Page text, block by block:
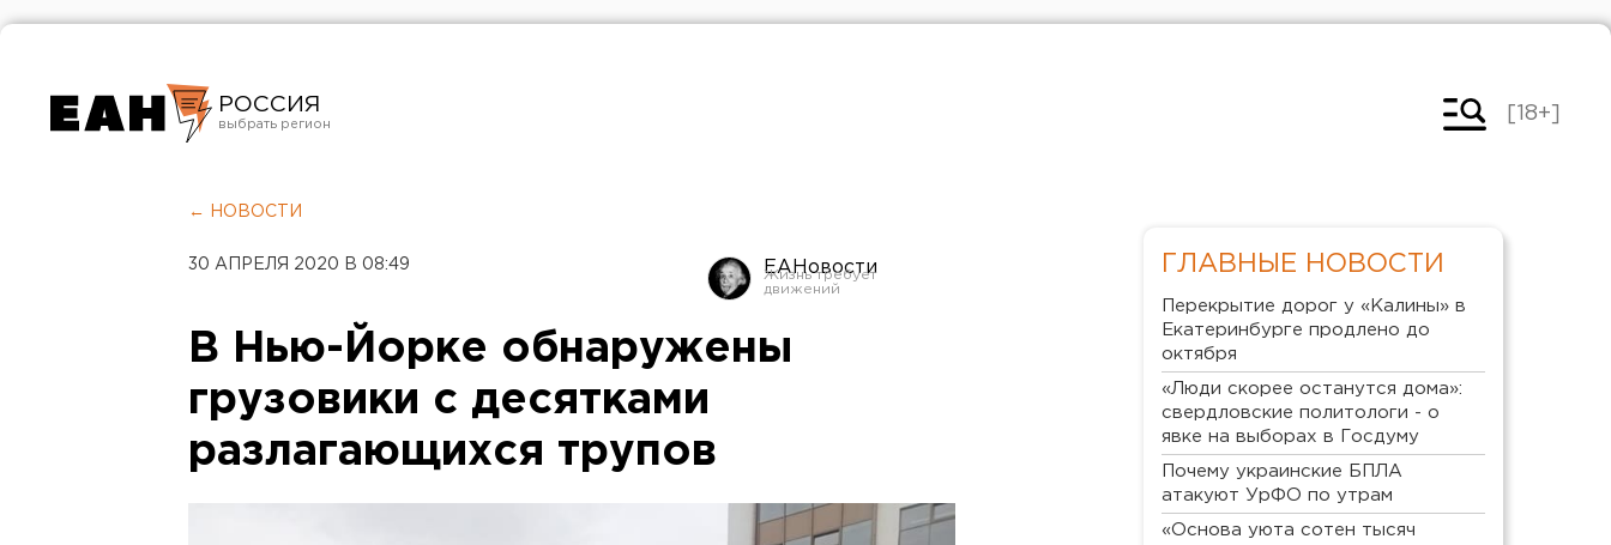
РОССИЯ
Челябинск
[18+]
← НОВОСТИ
30 АПРЕЛЯ 2020 В 08:49 ЕАНовости
В Нью-Йорке обнаружены
грузовики с десятками
разлагающихся трупов
ГЛАВНЫЕ НОВОСТИ
Перекрытие дорог у «Калины» в
Екатеринбурге продлено до
октября
«Люди скорее останутся дома»:
свердловские политологи - о
явке на выборах в Госдуму
Почему украинские БПЛА
атакуют УрФО по утрам
«Основа уюта сотен тысяч